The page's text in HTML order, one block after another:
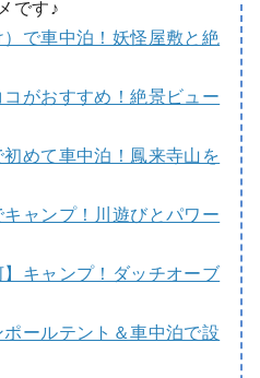
です♪
で車中泊！妖怪屋敷と絶
がおすすめ！絶景ビュー
初めて車中泊！鳳来寺山を
ャンプ！川遊びとパワー
キャンプ！ダッチオーブ
ポールテント＆車中泊で設